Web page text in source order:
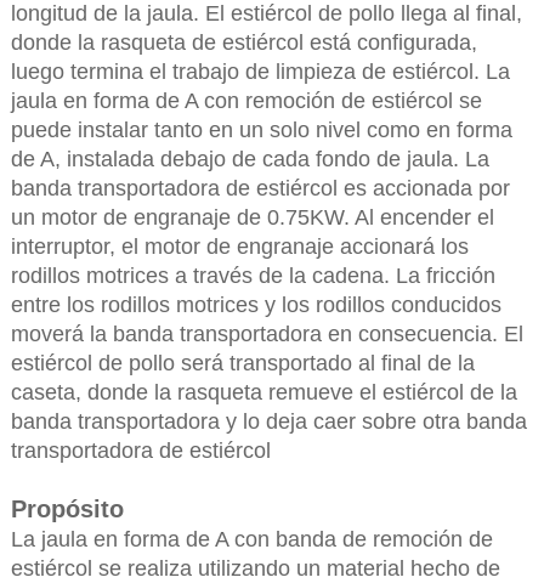
longitud de la jaula. El estiércol de pollo llega al final,
donde la rasqueta de estiércol está configurada,
luego termina el trabajo de limpieza de estiércol. La
jaula en forma de A con remoción de estiércol se
puede instalar tanto en un solo nivel como en forma
de A, instalada debajo de cada fondo de jaula. La
banda transportadora de estiércol es accionada por
un motor de engranaje de 0.75KW. Al encender el
interruptor, el motor de engranaje accionará los
rodillos motrices a través de la cadena. La fricción
entre los rodillos motrices y los rodillos conducidos
moverá la banda transportadora en consecuencia. El
estiércol de pollo será transportado al final de la
caseta, donde la rasqueta remueve el estiércol de la
banda transportadora y lo deja caer sobre otra banda
transportadora de estiércol
Propósito
La jaula en forma de A con banda de remoción de
estiércol se realiza utilizando un material hecho de